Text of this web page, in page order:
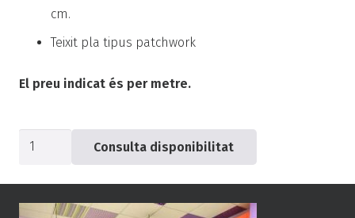
cm.
Teixit pla tipus patchwork
El preu indicat és per metre.
quantitat
Popelín
Frida
Consulta disponibilitat